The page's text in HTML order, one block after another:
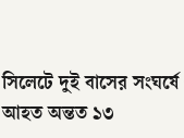
সিলেটে দুই বাসের
আহত অন্তত ১৩